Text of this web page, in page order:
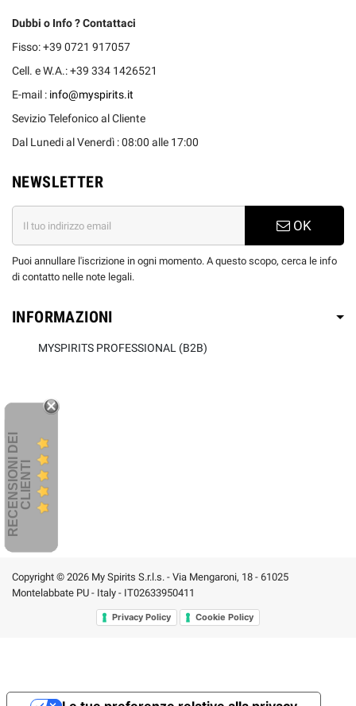
Dubbi o Info ? Contattaci
Fisso: +39 0721 917057
Cell. e W.A.: +39 334 1426521
E-mail : info@myspirits.it
Sevizio Telefonico al Cliente
Dal Lunedi al Venerdì : 08:00 alle 17:00
NEWSLETTER
OK
Puoi annullare l'iscrizione in ogni momento. A questo scopo, cerca le info
di contatto nelle note legali.
INFORMAZIONI
MYSPIRITS PROFESSIONAL (B2B)
R
E
C
E
N
S
I
ON
I
D
E
I
C
L
I
E
N
TI
Copyright © 2026 My Spirits S.r.l.s. - Via Mengaroni, 18 - 61025
Montelabbate PU - Italy - IT02633950411
Privacy Policy Cookie Policy